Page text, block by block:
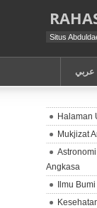
Situs
عربي
Halaman
Mukjizat
Angkasa
Ilmu Bumi